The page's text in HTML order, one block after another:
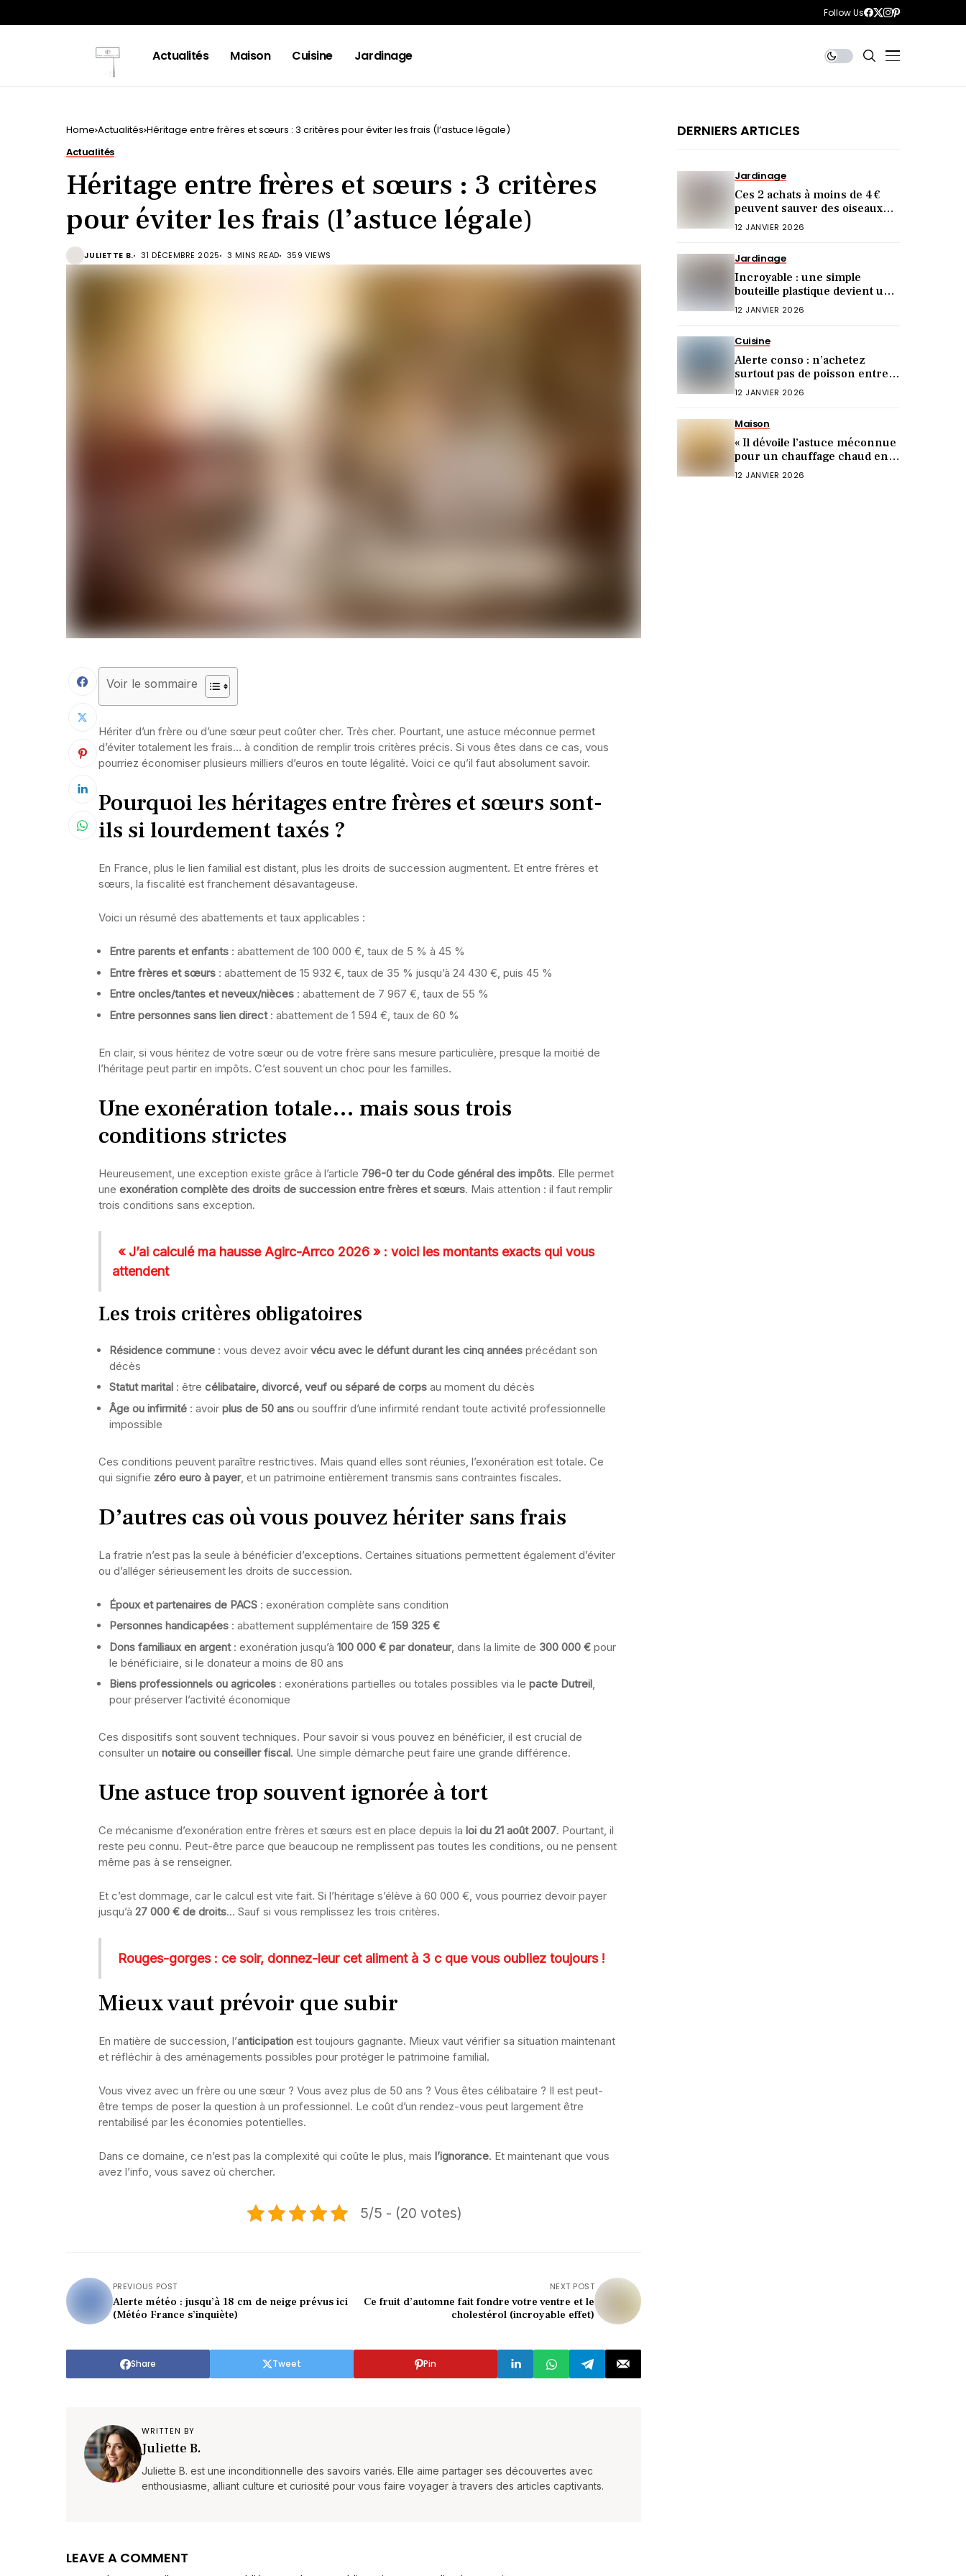
Follow Us
Actualités Maison Cuisine Jardinage
Home Actualités Héritage entre frères et sœurs : 3 critères pour éviter les frais (l’astuce légale)
Actualités
Héritage entre frères et sœurs : 3 critères
pour éviter les frais (l’astuce légale)
JULIETTE B. 31 DÉCEMBRE 2025 3 MINS READ 359 VIEWS
Voir le sommaire
Hériter d’un frère ou d’une sœur peut coûter cher. Très cher. Pourtant, une astuce méconnue permet
d’éviter totalement les frais… à condition de remplir trois critères précis. Si vous êtes dans ce cas, vous
pourriez économiser plusieurs milliers d’euros en toute légalité. Voici ce qu’il faut absolument savoir.
Pourquoi les héritages entre frères et sœurs sont-
ils si lourdement taxés ?
En France, plus le lien familial est distant, plus les droits de succession augmentent. Et entre frères et
sœurs, la fiscalité est franchement désavantageuse.
Voici un résumé des abattements et taux applicables :
Entre parents et enfants : abattement de 100 000 €, taux de 5 % à 45 %
Entre frères et sœurs : abattement de 15 932 €, taux de 35 % jusqu’à 24 430 €, puis 45 %
Entre oncles/tantes et neveux/nièces : abattement de 7 967 €, taux de 55 %
Entre personnes sans lien direct: abattement de 1 594 €, taux de 60 %
En clair, si vous héritez de votre sœur ou de votre frère sans mesure particulière, presque la moitié de
l’héritage peut partir en impôts. C’est souvent un choc pour les familles.
Une exonération totale… mais sous trois
conditions strictes
Heureusement, une exception existe grâce à l’article 796-0 ter du Code général des impôts. Elle permet
une exonération complète des droits de succession entre frères et sœurs. Mais attention : il faut remplir
trois conditions sans exception.
« J’ai calculé ma hausse Agirc-Arrco 2026 » : voici les montants exacts qui vous
attendent
Les trois critères obligatoires
Résidence commune : vous devez avoir vécu avec le défunt durant les cinq années précédant son
décès
Statut marital : être célibataire, divorcé, veuf ou séparé de corps au moment du décès
Âge ou infirmité : avoir plus de 50 ans ou souffrir d’une infirmité rendant toute activité professionnelle
impossible
Ces conditions peuvent paraître restrictives. Mais quand elles sont réunies, l’exonération est totale. Ce
qui signifie zéro euro à payer, et un patrimoine entièrement transmis sans contraintes fiscales.
D’autres cas où vous pouvez hériter sans frais
La fratrie n’est pas la seule à bénéficier d’exceptions. Certaines situations permettent également d’éviter
ou d’alléger sérieusement les droits de succession.
Époux et partenaires de PACS : exonération complète sans condition
Personnes handicapées : abattement supplémentaire de 159 325 €
Dons familiaux en argent: exonération jusqu’à 100 000 € par donateur, dans la limite de 300 000 € pour
le bénéficiaire, si le donateur a moins de 80 ans
Biens professionnels ou agricoles : exonérations partielles ou totales possibles via le pacte Dutreil,
pour préserver l’activité économique
Ces dispositifs sont souvent techniques. Pour savoir si vous pouvez en bénéficier, il est crucial de
consulter un notaire ou conseiller fiscal. Une simple démarche peut faire une grande différence.
Une astuce trop souvent ignorée à tort
Ce mécanisme d’exonération entre frères et sœurs est en place depuis la loi du 21 août 2007. Pourtant, il
reste peu connu. Peut-être parce que beaucoup ne remplissent pas toutes les conditions, ou ne pensent
même pas à se renseigner.
Et c’est dommage, car le calcul est vite fait. Si l’héritage s’élève à 60 000 €, vous pourriez devoir payer
jusqu’à 27 000 € de droits… Sauf si vous remplissez les trois critères.
Rouges-gorges : ce soir, donnez-leur cet aliment à 3 c que vous oubliez toujours !
Mieux vaut prévoir que subir
En matière de succession, l’anticipation est toujours gagnante. Mieux vaut vérifier sa situation maintenant
et réfléchir à des aménagements possibles pour protéger le patrimoine familial.
Vous vivez avec un frère ou une sœur ? Vous avez plus de 50 ans ? Vous êtes célibataire ? Il est peut-
être temps de poser la question à un professionnel. Le coût d’un rendez-vous peut largement être
rentabilisé par les économies potentielles.
Dans ce domaine, ce n’est pas la complexité qui coûte le plus, mais l’ignorance. Et maintenant que vous
avez l’info, vous savez où chercher.
5/5 - (20 votes)
PREVIOUS POST
Alerte météo : jusqu’à 18 cm de neige prévus ici
(Météo France s’inquiète)
NEXT POST
Ce fruit d’automne fait fondre votre ventre et le
cholestérol (incroyable effet)
Share Tweet Pin
WRITTEN BY
Juliette B.
Juliette B. est une inconditionnelle des savoirs variés. Elle aime partager ses découvertes avec
enthousiasme, alliant culture et curiosité pour vous faire voyager à travers des articles captivants.
LEAVE A COMMENT
DERNIERS ARTICLES
Jardinage
Ces 2 achats à moins de 4 €
peuvent sauver des oiseaux
cet hiver (et vous ne le saviez
12 JANVIER 2026
Jardinage
Incroyable : une simple
bouteille plastique devient une
mangeoire idéale !
12 JANVIER 2026
Cuisine
Alerte conso : n’achetez
surtout pas de poisson entre
Noël et le Nouvel An (voici
12 JANVIER 2026
Maison
« Il dévoile l’astuce méconnue
pour un chauffage chaud en 5
min ! »
12 JANVIER 2026